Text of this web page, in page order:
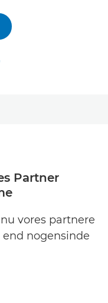
Partner
vores partnere
nogensinde